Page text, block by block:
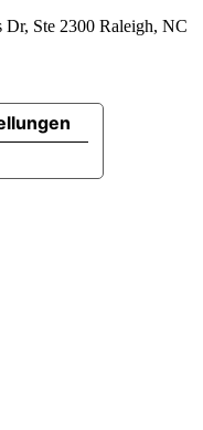
Ste 2300 Raleigh, NC